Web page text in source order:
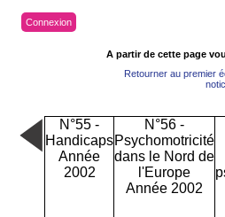
Connexion
A partir de cette page
Retourner au premier
N°55 -
Handicaps
Année
2002
N°56 -
Psychomotricité
dans le Nord de
l'Europe
Année 2002